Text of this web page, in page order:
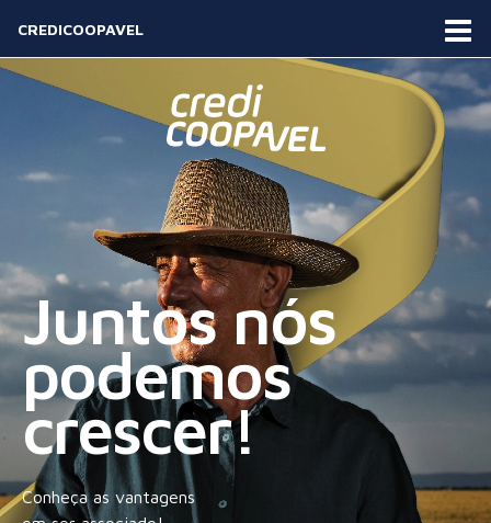
CREDICOOPAVEL
Juntos nós
podemos
crescer!
Conheça as vantagens